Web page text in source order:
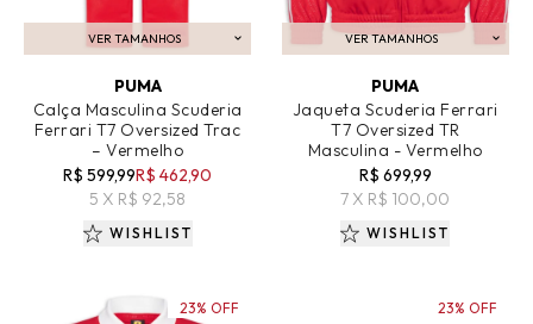
VER TAMANHOS
ADICIONAR AO CARRINHO
PUMA
Calça Masculina Scuderia
Ferrari T7 Oversized Trac
– Vermelho
R$ 599,99R$ 462,90
5 X R$ 92,58
WISHLIST
VER TAMANHOS
ADICIONAR AO CARRINHO
PUMA
Jaqueta Scuderia Ferrari
T7 Oversized TR
Masculina - Vermelho
R$ 699,99
7 X R$ 100,00
WISHLIST
23% OFF 23% OFF